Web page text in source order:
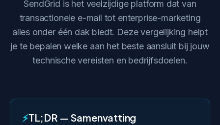
SendGrid is het veelzijdige platform dat van
transactionele e-mail tot enterprise-marketing
alles onder één dak biedt. Deze vergelijking helpt
je te bepalen welke aan het beste aansluit bij jouw
technische vereisten en bedrijfsdoelen.
⚡TL;DR — Samenvatting